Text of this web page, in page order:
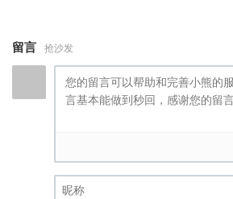
留言 抢沙发